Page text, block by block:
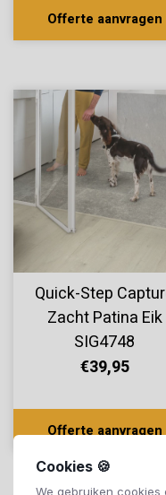
Cookies 🍪
We gebruiken cookies
Offerte aanvragen
Quick-Step
Zacht Patina Eik
SIG4748
€39,95
Offerte aanvragen